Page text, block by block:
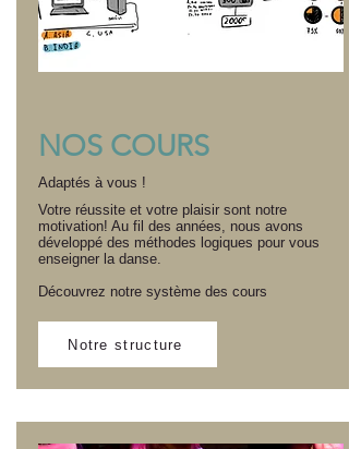
NOS COURS
Adaptés à vous !
Votre réussite et votre plaisir sont notre
motivation! Au fil des années, nous avons
développé des méthodes logiques pour vous
enseigner la danse.
Découvrez notre système des cours
Notre structure